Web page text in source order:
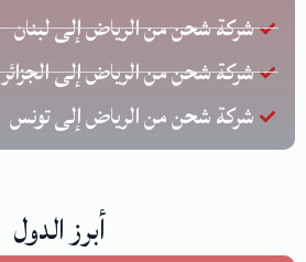
شركة شحن من الرياض إلى لبنان
شركة شحن من الرياض إلى الجزائر
شركة شحن من الرياض إلى تونس
أبرز الدول